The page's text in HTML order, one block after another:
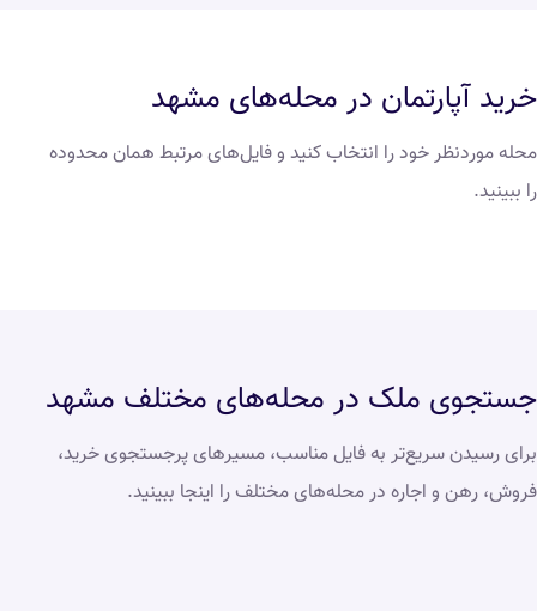
خرید آپارتمان در محله‌های مشهد
محله موردنظر خود را انتخاب کنید و فایل‌های مرتبط همان محدوده
را ببینید.
جستجوی ملک در محله‌های مختلف مشهد
برای رسیدن سریع‌تر به فایل مناسب، مسیرهای پرجستجوی خرید،
فروش، رهن و اجاره در محله‌های مختلف را اینجا ببینید.